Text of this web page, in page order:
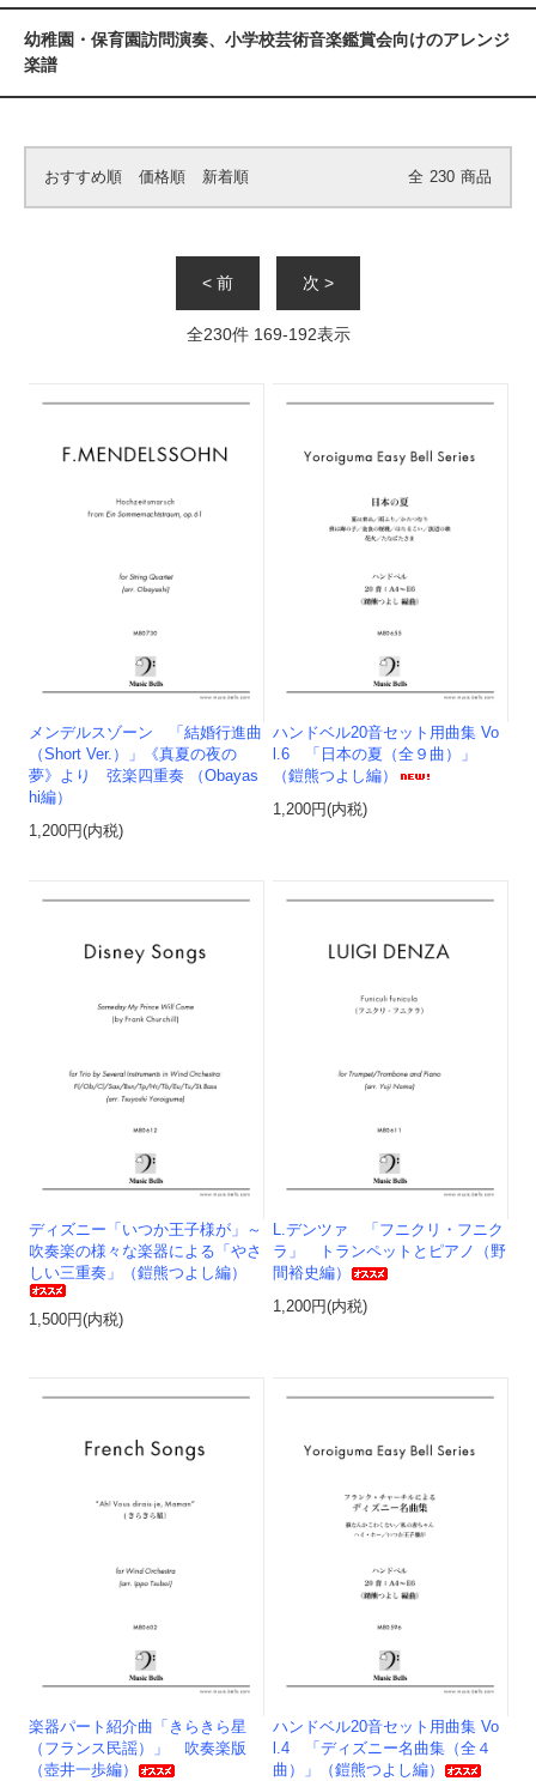
幼稚園・保育園訪問演奏、小学校芸術音楽鑑賞会向けのアレンジ
楽譜
おすすめ順 価格順 新着順 全 230 商品
< 前 次 >
全230件 169-192表示
メンデルスゾーン 「結婚行進曲
（Short Ver.）」《真夏の夜の
夢》より 弦楽四重奏 （Obayas
hi編）
1,200円(内税)
ハンドベル20音セット用曲集 Vo
l.6 「日本の夏（全９曲）」
（鎧熊つよし編）
1,200円(内税)
ディズニー「いつか王子様が」～
吹奏楽の様々な楽器による「やさ
しい三重奏」（鎧熊つよし編）
1,500円(内税)
L.デンツァ 「フニクリ・フニク
ラ」 トランペットとピアノ（野
間裕史編）
1,200円(内税)
楽器パート紹介曲「きらきら星
（フランス民謡）」 吹奏楽版
（壺井一歩編）
ハンドベル20音セット用曲集 Vo
l.4 「ディズニー名曲集（全４
曲）」（鎧熊つよし編）